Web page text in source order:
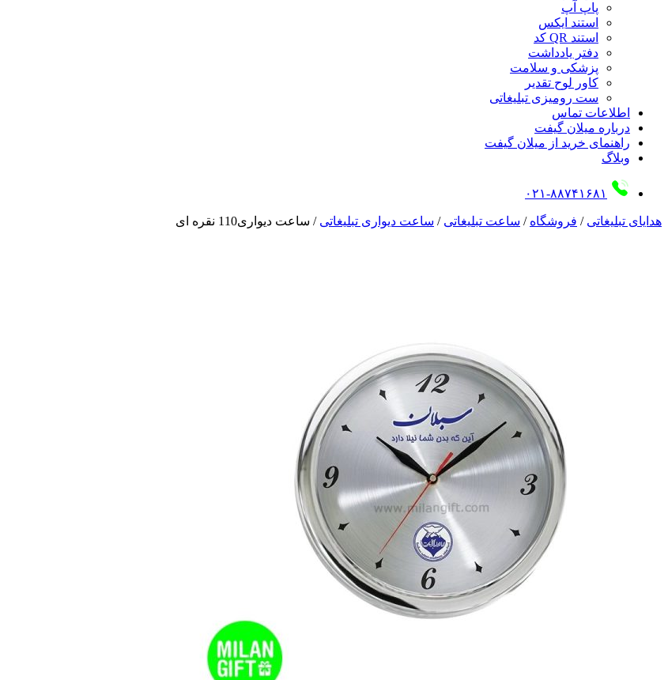
پاپ آپ
استند ایکس
استند QR کد
دفتر یادداشت
پزشکی و سلامت
کاور لوح تقدیر
ست رومیزی تبلیغاتی
اطلاعات تماس
درباره میلان گیفت
راهنمای خرید از میلان گیفت
وبلاگ
۰۲۱-۸۸۷۴۱۶۸۱
هدایای تبلیغاتی / فروشگاه / ساعت تبلیغاتی / ساعت دیواری تبلیغاتی / ساعت دیواری110 نقره ای